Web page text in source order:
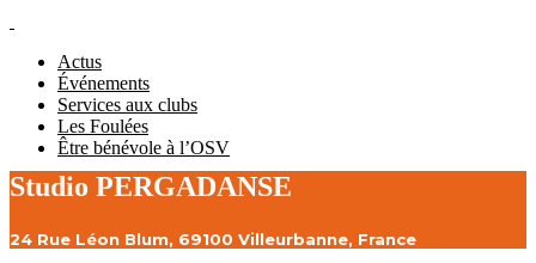
Actus
Événements
Services aux clubs
Les Foulées
Être bénévole à l’OSV
Studio PERGADANSE
24 Rue Léon Blum, 69100 Villeurbanne, France